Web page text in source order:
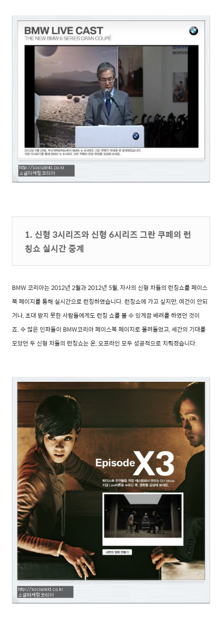
1. 신형 3시리즈와 신형 6시리즈 그란 쿠페의 런
칭쇼 실시간 중계
BMW 코리아는 2012년 2월과 2012년 5월, 자사의 신형 차들의 런칭쇼를 페이스
북 페이지를 통해 실시간으로 런칭하였습니다. 런칭쇼에 가고 싶지만, 여건이 안되
거나, 초대 받지 못한 사람들에게도 런칭 쇼를 볼 수 있게끔 배려를 하였던 것이
죠.수 많은 인파들이 BMW코리아 페이스북 페이지로 몰려들었고, 세간의 기대를
모았던 두 신형 차들의 런칭쇼는 온, 오프라인 모두 성공적으로 치뤄졌습니다.